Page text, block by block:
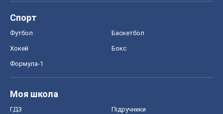
Спорт
Футбол Баскетбол
Хокей Бокс
Формула-1
Моя школа
ГДЗ Підручники